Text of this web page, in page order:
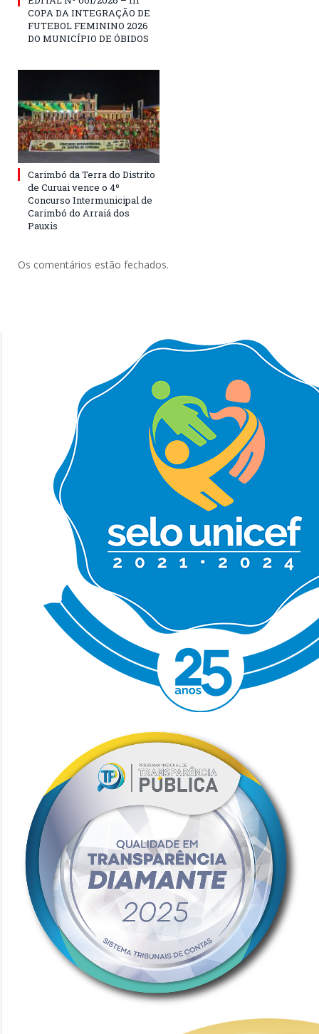
COPA DA INTEGRAÇÃO DE
FUTEBOL FEMININO 2026
DO MUNICÍPIO DE ÓBIDOS
Carimbó da Terra do Distrito
de Curuai vence o 4º
Concurso Intermunicipal de
Carimbó do Arraiá dos
Pauxis
Os comentários estão fechados.